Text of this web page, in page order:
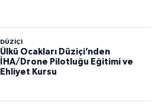
DÜZIÇI
Ülkü Ocakları Düziçi’nden
İHA/Drone Pilotluğu Eğitimi ve
Ehliyet Kursu